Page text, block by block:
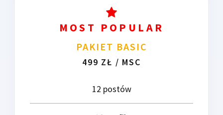
MOST POPULAR
PAKIET BASIC
499 ZŁ / MSC
12 postów